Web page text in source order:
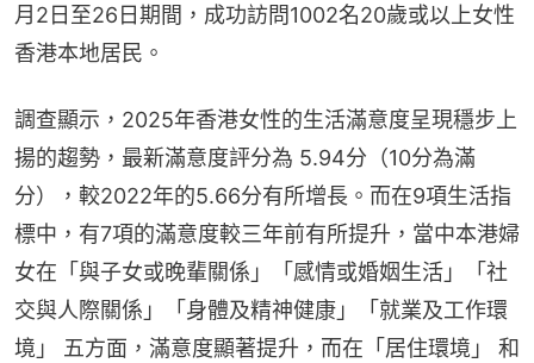
月2日至26日期間，成功訪問1002名20歲或以上女性
香港本地居民。
調查顯示，2025年香港女性的生活滿意度呈現穩步上
揚的趨勢，最新滿意度評分為 5.94分（10分為滿
分），較2022年的5.66分有所增長。而在9項生活指
標中，有7項的滿意度較三年前有所提升，當中本港婦
女在「與子女或晚輩關係」「感情或婚姻生活」「社
交與人際關係」「身體及精神健康」「就業及工作環
境」 五方面，滿意度顯著提升，而在「居住環境」 和